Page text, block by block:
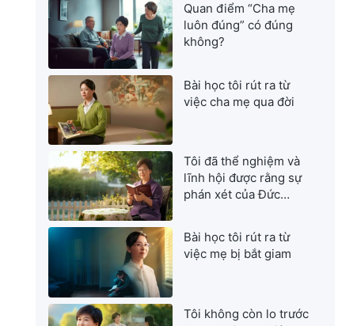
Quan điểm “Cha mẹ
luôn đúng” có đúng
không?
Bài học tôi rút ra từ
việc cha mẹ qua đời
Tôi đã thể nghiệm và
lĩnh hội được rằng sự
phán xét của Đức
Bài học tôi rút ra từ
việc mẹ bị bắt giam
Tôi không còn lo trước